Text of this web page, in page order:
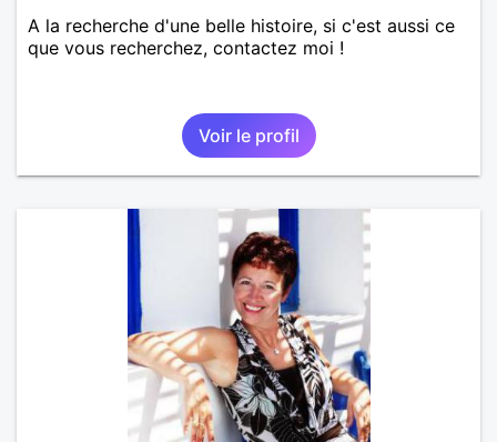
A la recherche d'une belle histoire, si c'est aussi ce
que vous recherchez, contactez moi !
Voir le profil